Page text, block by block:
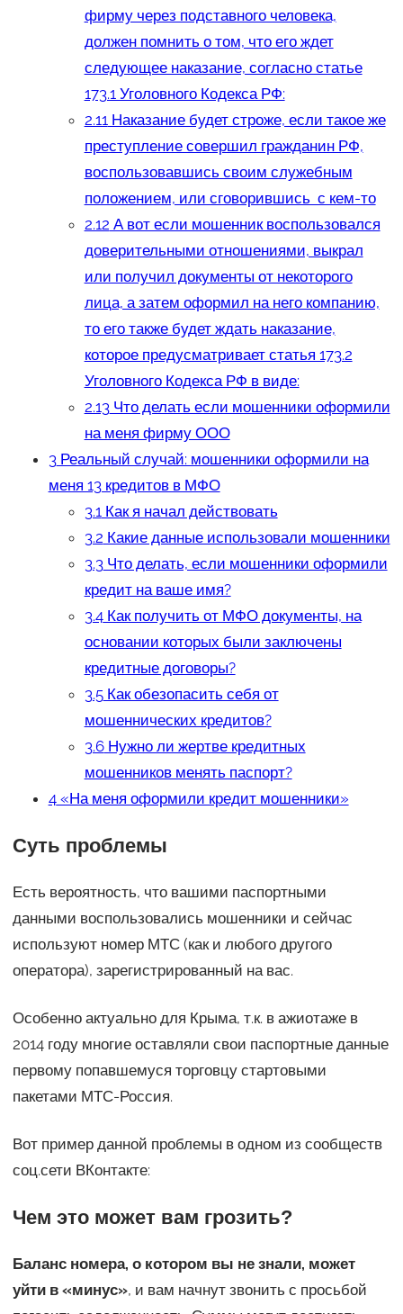
фирму через подставного человека,
должен помнить о том, что его ждет
следующее наказание, согласно статье
173.1 Уголовного Кодекса РФ:
2.11Наказание будет строже, если такое же
преступление совершил гражданин РФ,
воспользовавшись своим служебным
положением, или сговорившись с кем-то
2.12 А вот если мошенник воспользовался
доверительными отношениями, выкрал
или получил документы от некоторого
лица, а затем оформил на него компанию,
то его также будет ждать наказание,
которое предусматривает статья 173.2
Уголовного Кодекса РФ в виде:
2.13Что делать если мошенники оформили
на меня фирму ООО
3Реальный случай: мошенники оформили на
меня 13 кредитов в МФО
3.1Как я начал действовать
3.2 Какие данные использовали мошенники
3.3Что делать, если мошенники оформили
кредит на ваше имя?
3.4Как получить от МФО документы, на
основании которых были заключены
кредитные договоры?
3.5Как обезопасить себя от
мошеннических кредитов?
3.6Нужно ли жертве кредитных
мошенников менять паспорт?
4«На меня оформили кредит мошенники»
Суть проблемы
Есть вероятность, что вашими паспортными
данными воспользовались мошенники и сейчас
используют номер МТС (как и любого другого
оператора), зарегистрированный на вас.
Особенно актуально для Крыма, т.к. в ажиотаже в
2014 году многие оставляли свои паспортные данные
первому попавшемуся торговцу стартовыми
пакетами МТС-Россия.
Вот пример данной проблемы в одном из сообществ
соц.сети ВКонтакте:
Чем это может вам грозить?
Баланс номера, о котором вы не знали, может
уйти в «минус», и вам начнут звонить с просьбой